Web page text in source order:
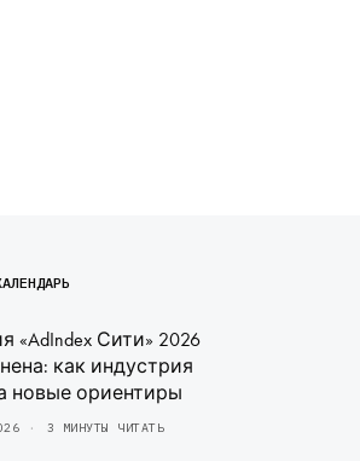
«AdIndex Сити» 2026
как индустрия
новые ориентиры
3 МИНУТЫ ЧИТАТЬ